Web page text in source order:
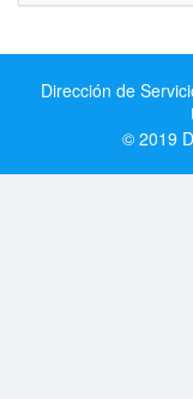
Dirección de
© 2019